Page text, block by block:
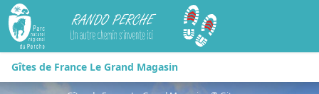
Rando Perche
Gîtes de France Le Grand Magasin